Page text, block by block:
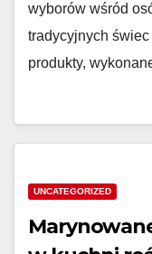
wyborów wśród
tradycyjnych
produkty,
UNCATEGORIZED